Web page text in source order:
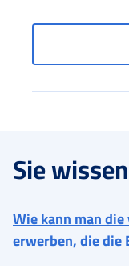
Sie
Wie kann man
erwerben, die die